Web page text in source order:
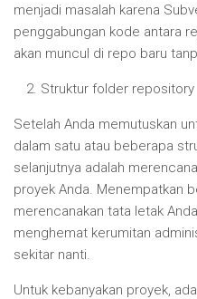
menjadi masalah karena
penggabungan kode antara
akan muncul di repo baru
Struktur folder repository
Setelah Anda memutuskan
dalam satu atau beberapa
selanjutnya adalah
proyek Anda. Menempatkan
merencanakan tata letak
menghemat kerumitan
sekitar nanti.
Untuk kebanyakan proyek,